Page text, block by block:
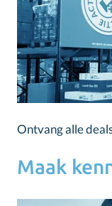
Ontvang alle
Maak